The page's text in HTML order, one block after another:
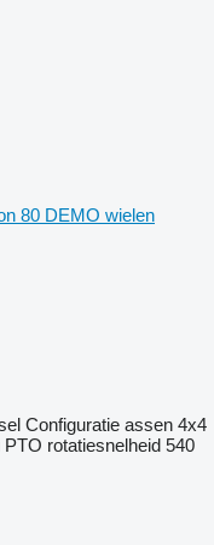
80 DEMO wielen
Configuratie assen 4x4
PTO rotatiesnelheid 540